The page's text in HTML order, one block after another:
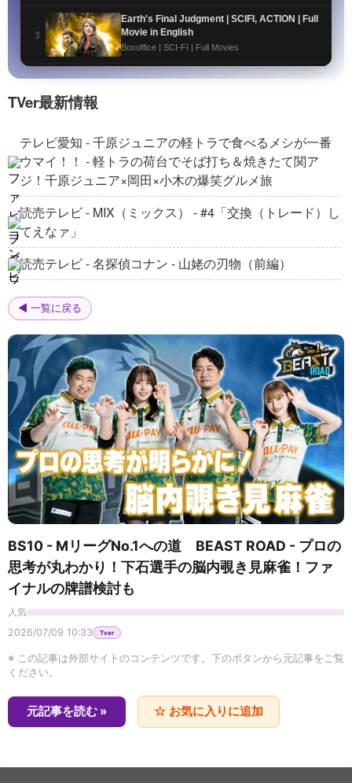
3
Earth's Final Judgment | SCIFI, ACTION | Full
Movie in English
Boxoffice | SCI-FI | Full Movies
5
English
Boxoffice | SCI-FI | Full Movies
6 Boxoffice | SCI-FI | Full Movies
7
Ring of Fire | SCIFI | Full Movie in English
Boxoffice | SCI-FI | Full Movies
8
絶望の感染サバイバル『デフロスト』
映画カルチュア FilmIsNow Japan
9
【
本編無料公開中】衝撃の実話――。国連・巨
大組織の闇を暴いた女性捜査官。真実を知った瞬
間、世界中から狙われる『トゥルース 闇の告発』
映画カルチュア FilmIsNow Japan
10
【
本編無料公開中】ギリシャ神話の凶暴な巨獣
が、現代に目を覚ます――！逃げ場のない孤島で始
まる絶望のモンスターパニック・アクション
『HYDRA ヒドラ』
映画カルチュア FilmIsNow Japan
11
【
本編無料公開中】湖の真ん中で助けた男は、
敵か味方か――。荒れ狂う水上で繰り広げられる絶
望の心理サスペンス『エマージェンシー 見知らぬ2
人』
映画カルチュア FilmIsNow Japan
12
の夜、ドアを開けたことがすべての始まりだった
――。一夜の親切が招く最悪の監禁地獄『ノック・
ノック』
映画カルチュア FilmIsNow Japan
13
地球攻撃 ?? 無料 映画 フル ☆日本語字幕
14
USS BATTLESHIP - Full Hollywood Action
Adventure Movie | English Movie | Chris H, Sean |
【??期間限定無料公開??】アトラクション 侵略(吹
TVer最新情報
テレビ愛知 - 千原ジュニアの軽トラで食べるメシが一番
ウマイ！！ - 軽トラの荷台でそば打ち＆焼きたて関ア
ジ！千原ジュニア×岡田×小木の爆笑グルメ旅
読売テレビ - MIX（ミックス） - #4「交換（トレード）し
てえなァ」
読売テレビ - 名探偵コナン - 山姥の刃物（前編）
読売テレビ - 宇宙兄弟 - 第14話 壊れたメガネと足の裏
- 【最高の夏旅SP】暑さ和らげる涼しい映像満載！スリ
ル満点徳島旅
フジテレビ - ジャンクSPORTS - 女子バスケ買い物ロケ
後編
テレビ朝日 - クレヨンしんちゃん - 『幼稚園でカミナリ
だゾ』他
MBS毎日放送 - おしゃべり小料理ゆみこ - ＃19
ダメよ！ - 大阪市内・築６８年物件が衝撃㊙大変身！想
像以上に整った家
日本海テレビ - ガンバレルーヤの週末移住バラエティ 冠
ルーヤ - 第208話 5年ぶり2回目の熱戦
か!?
◀ 一覧に戻る
BS10 - MリーグNo.1への道 BEAST ROAD - プロの
思考が丸わかり！下石選手の脳内覗き見麻雀！ファ
イナルの牌譜検討も
人気
2026/07/09 10:33 Tver
※ この記事は外部サイトのコンテンツです。下のボタンから元記事をご覧
ください。
元記事を読む » ☆ お気に入りに追加